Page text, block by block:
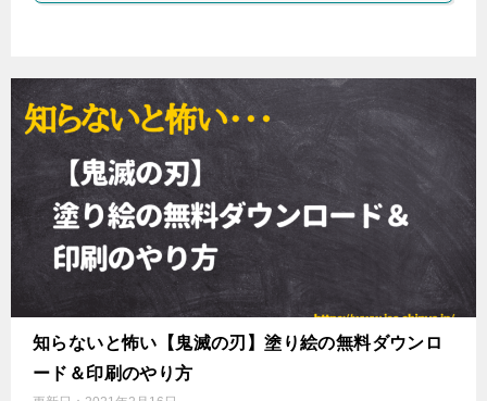
知らないと怖い【鬼滅の刃】塗り絵の無料ダウンロ
ード＆印刷のやり方